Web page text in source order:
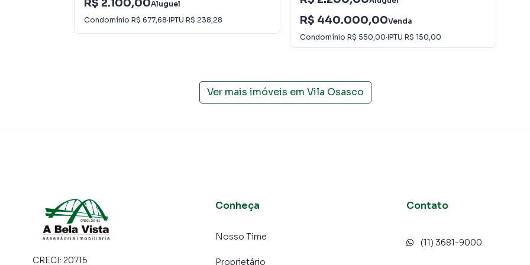
consequência uma maior chance de vender ou alugar seu imóvel mais rápido. Contamos também com
um time de programadores, corretores treinados e uma central de atendimento preparada para
R$ 2.100,00Aluguel
Condomínio R$ 677,68·IPTU R$ 238,28 R$ 440.000,00Venda
Condomínio R$ 550,00·IPTU R$ 150,00
Ver mais imóveis em Vila Osasco
CRECI: 20716
Conheça
Nosso Time
Proprietário
Contato
(11) 3681-9000